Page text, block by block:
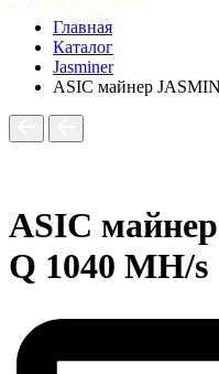
Главная
Каталог
Jasminer
ASIC майнер
ASIC
Q 1040 MH/s